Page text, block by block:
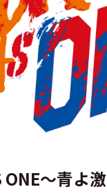
ONE～青よ激